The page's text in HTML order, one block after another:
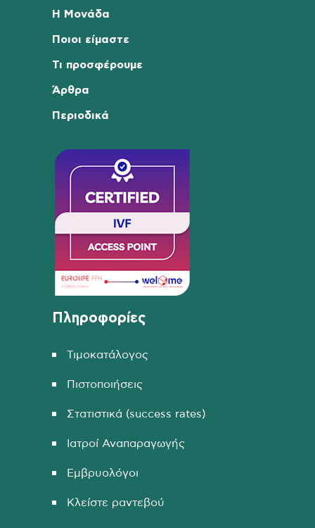
Η Μονάδα
Ποιοι είμαστε
Τι προσφέρουμε
Άρθρα
Περιοδικά
Πληροφορίες
Τιμοκατάλογος
Πιστοποιήσεις
Στατιστικά (success rates)
Ιατροί Αναπαραγωγής
Εμβρυολόγοι
Κλείστε ραντεβού